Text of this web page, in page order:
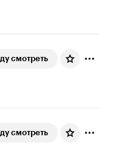
смотреть
смотреть